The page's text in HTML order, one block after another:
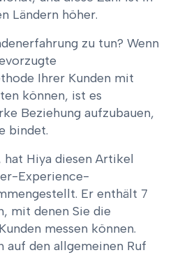
Ländern höher.
zu tun? Wenn
Ihrer Kunden mit
können, ist es
Beziehung aufzubauen,
bindet.
hat Hiya diesen Artikel
Experience-
Er enthält 7
mit denen Sie die
messen können.
auf den allgemeinen Ruf